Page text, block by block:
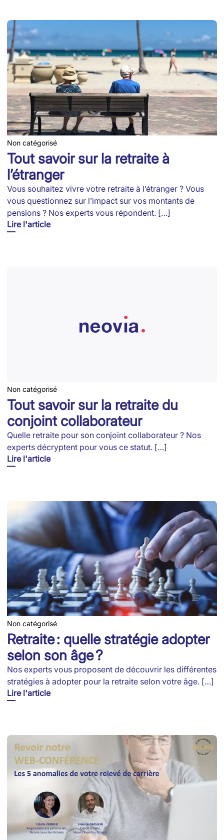
Non catégorisé
Tout savoir sur la retraite à
l’étranger
Vous souhaitez vivre votre retraite à l’étranger ? Vous
vous questionnez sur l’impact sur vos montants de
pensions ? Nos experts vous répondent. […]
Lire l'article
Non catégorisé
Tout savoir sur la retraite du
conjoint collaborateur
Quelle retraite pour son conjoint collaborateur ? Nos
experts décryptent pour vous ce statut. […]
Lire l'article
Non catégorisé
Retraite : quelle stratégie adopter
selon son âge ?
Nos experts vous proposent de découvrir les différentes
stratégies à adopter pour la retraite selon votre âge. […]
Lire l'article